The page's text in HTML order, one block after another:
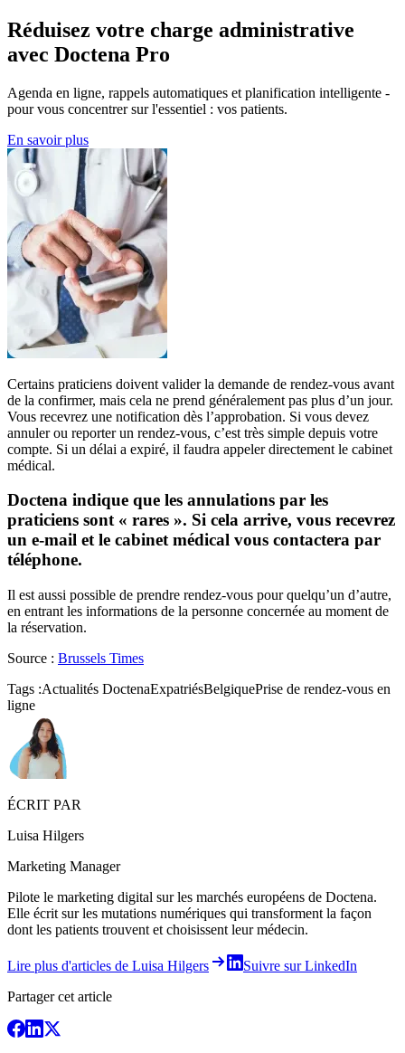
Réduisez votre charge administrative
avec Doctena Pro
Agenda en ligne, rappels automatiques et planification intelligente -
pour vous concentrer sur l'essentiel : vos patients.
En savoir plus
Certains praticiens doivent valider la demande de rendez-vous avant
de la confirmer, mais cela ne prend généralement pas plus d’un jour.
Vous recevrez une notification dès l’approbation. Si vous devez
annuler ou reporter un rendez-vous, c’est très simple depuis votre
compte. Si un délai a expiré, il faudra appeler directement le cabinet
médical.
Doctena indique que les annulations par les
praticiens sont « rares ». Si cela arrive, vous recevrez
un e-mail et le cabinet médical vous contactera par
téléphone.
Il est aussi possible de prendre rendez-vous pour quelqu’un d’autre,
en entrant les informations de la personne concernée au moment de
la réservation.
Source : Brussels Times
Tags :Actualités DoctenaExpatriésBelgiquePrise de rendez-vous en
ligne
ÉCRIT PAR
Luisa Hilgers
Marketing Manager
Pilote le marketing digital sur les marchés européens de Doctena.
Elle écrit sur les mutations numériques qui transforment la façon
dont les patients trouvent et choisissent leur médecin.
Lire plus d'articles de Luisa Hilgers
Suivre sur LinkedIn
Partager cet article